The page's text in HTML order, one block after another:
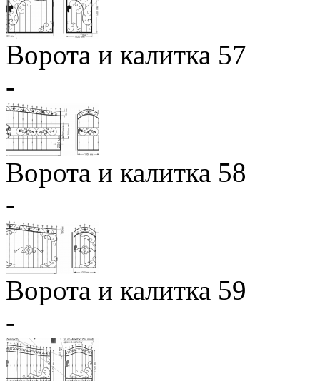
Ворота и калитка 57
-
Ворота и калитка 58
-
Ворота и калитка 59
-